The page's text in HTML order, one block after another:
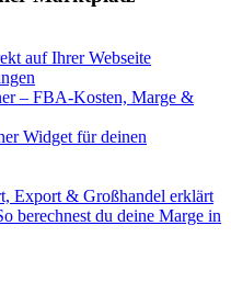
auf Ihrer Webseite
– FBA-Kosten, Marge &
Widget für deinen
Export & Großhandel erklärt
berechnest du deine Marge in